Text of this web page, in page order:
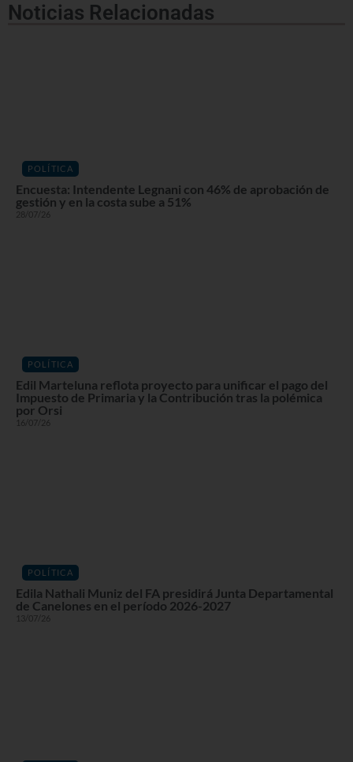
Noticias Relacionadas
POLÍTICA
Encuesta: Intendente Legnani con 46% de aprobación de
gestión y en la costa sube a 51%
28/07/26
POLÍTICA
Edil Marteluna reflota proyecto para unificar el pago del
Impuesto de Primaria y la Contribución tras la polémica
por Orsi
16/07/26
POLÍTICA
Edila Nathali Muniz del FA presidirá Junta Departamental
de Canelones en el período 2026-2027
13/07/26